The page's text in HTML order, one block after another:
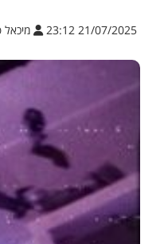
21/07/2025 23:12 מיכאל